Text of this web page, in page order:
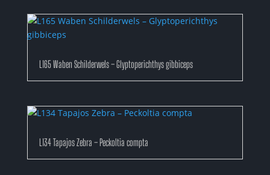
L165 Waben Schilderwels – Glyptoperichthys gibbiceps
L134 Tapajos Zebra – Peckoltia compta